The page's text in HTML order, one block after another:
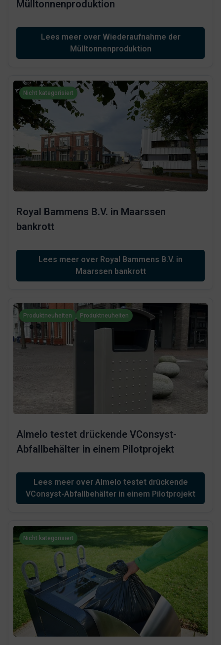
Mülltonnenproduktion
Lees meer over Wiederaufnahme der
Mülltonnenproduktion
Nicht kategorisiert
Royal Bammens B.V. in Maarssen
bankrott
Lees meer over Royal Bammens B.V. in
Maarssen bankrott
Produktneuheiten Produktneuheiten
Almelo testet drückende VConsyst-
Abfallbehälter in einem Pilotprojekt
Lees meer over Almelo testet drückende
VConsyst-Abfallbehälter in einem Pilotprojekt
Nicht kategorisiert